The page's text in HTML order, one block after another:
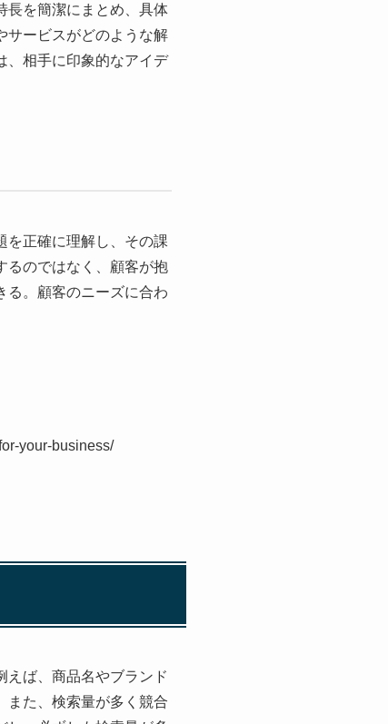
長を簡潔にまとめ、具体
サービスがどのような解
、相手に印象的なアイデ
を正確に理解し、その課
るのではなく、顧客が抱
る。顧客のニーズに合わ
your-business/
えば、商品名やブランド
また、検索量が多く競合